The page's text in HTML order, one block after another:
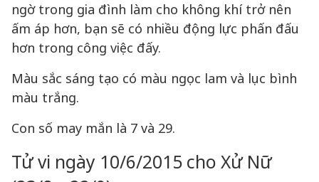
ngờ trong gia đình làm cho không khí trở nên
ấm áp hơn, bạn sẽ có nhiều động lực phấn đấu
hơn trong công việc đấy.
Màu sắc sáng tạo có màu ngọc lam và lục bình
màu trắng.
Con số may mắn là 7 và 29.
Tử vi ngày 10/6/2015 cho Xử Nữ